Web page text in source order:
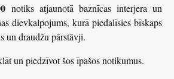
notiks atjaunotā baznīcas interjera un
dievkalpojums, kurā piedalīsies bīskaps
un draudžu pārstāvji.
un piedzīvot šos īpašos notikumus.